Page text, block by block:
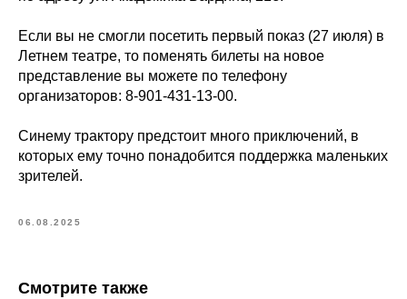
Если вы не смогли посетить первый показ (27 июля) в
Летнем театре, то поменять билеты на новое
представление вы можете по телефону
организаторов: 8-901-431-13-00.
Синему трактору предстоит много приключений, в
которых ему точно понадобится поддержка маленьких
зрителей.
06.08.2025
Смотрите также